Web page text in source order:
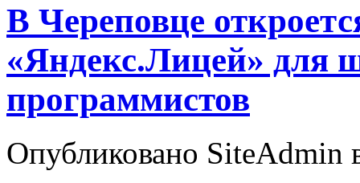
В Череповце
«Яндекс.Лицей» для
программистов
Опубликовано SiteAdmin